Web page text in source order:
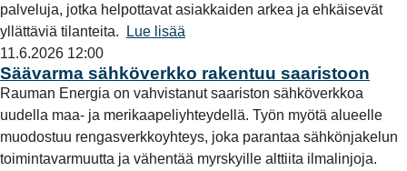
palveluja, jotka helpottavat asiakkaiden arkea ja ehkäisevät
yllättäviä tilanteita.
Lue lisää
11.6.2026 12:00
Säävarma sähköverkko rakentuu saaristoon
Rauman Energia on vahvistanut saariston sähköverkkoa
uudella maa- ja merikaapeliyhteydellä. Työn myötä alueelle
muodostuu rengasverkkoyhteys, joka parantaa sähkönjakelun
toimintavarmuutta ja vähentää myrskyille alttiita ilmalinjoja.